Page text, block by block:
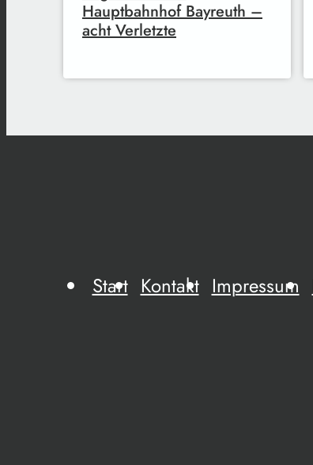
Hauptbahnhof Bayreuth –
acht Verletzte
Start Kontakt Impressum